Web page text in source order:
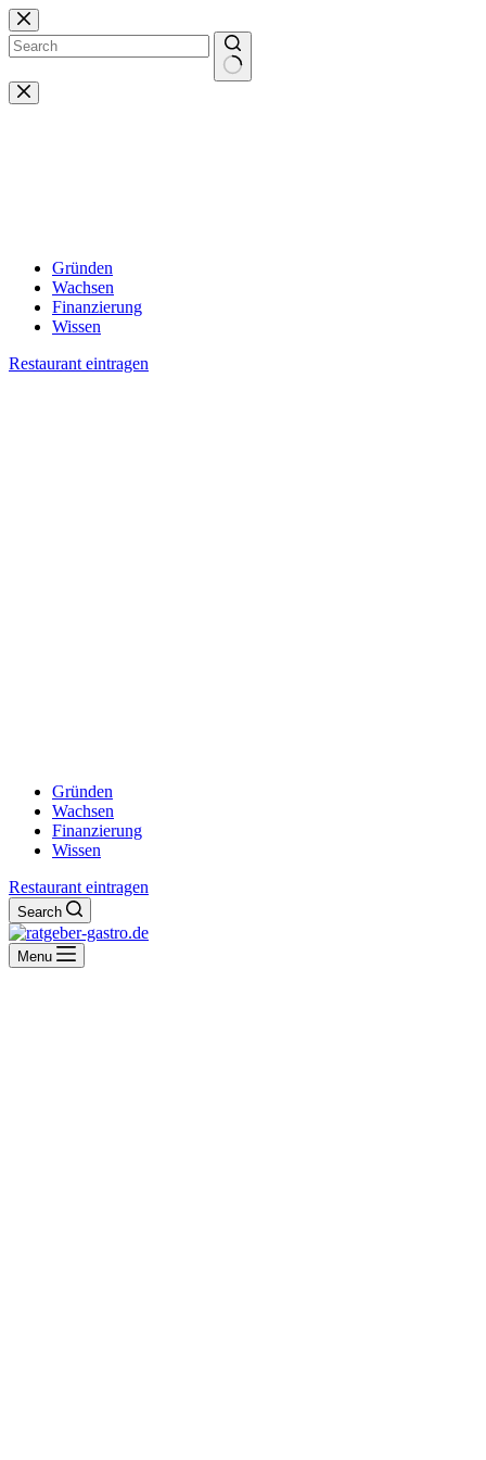
Zum
Inhalt
springen
Keine
Ergebnisse
Gründen
Wachsen
Finanzierung
Wissen
Restaurant eintragen
Gründen
Wachsen
Finanzierung
Wissen
Restaurant eintragen
Search
Menu